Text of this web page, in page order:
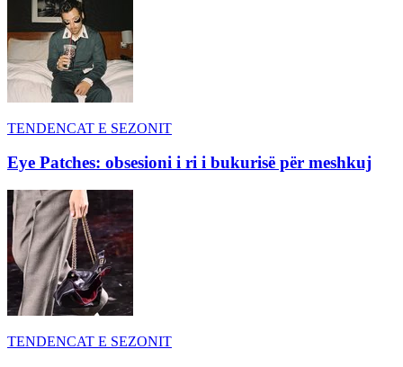
TENDENCAT E SEZONIT
Eye Patches: obsesioni i ri i bukurisë për meshkuj
TENDENCAT E SEZONIT